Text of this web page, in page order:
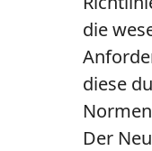
die
diese
Der